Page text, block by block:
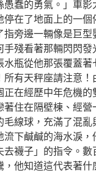
蠢的勇氣。」車
停在了地面上的一
旁邊一輛像是巨
殘看著那輛閃閃
瓶從他那張覆蓋
有天秤座請注意！
在經歷中年危機
住在隔壁棟、經
線球，充滿了混
下鹹鹹的海水淚
襪子」的指令。
他知道這代表著